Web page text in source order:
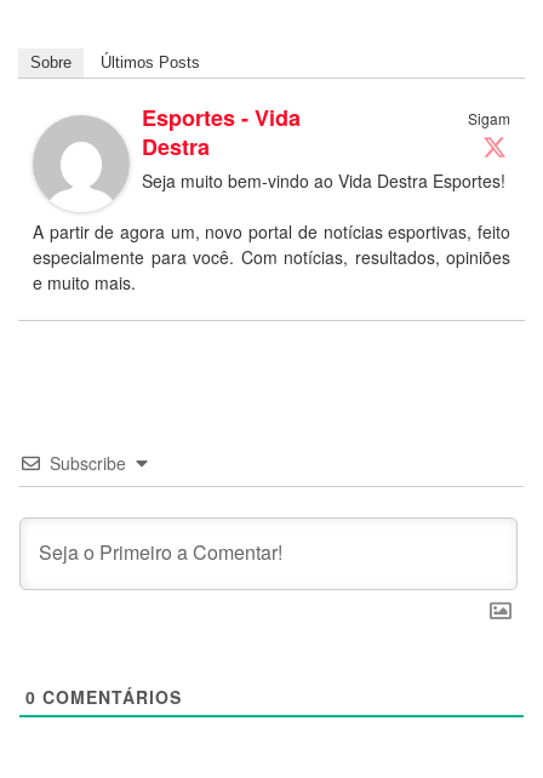
Sobre Últimos Posts
Sigam
Esportes - Vida
Destra
Seja muito bem-vindo ao Vida Destra Esportes!
A partir de agora um, novo portal de notícias esportivas, feito
especialmente para você. Com notícias, resultados, opiniões
e muito mais.
Subscribe
0 COMENTÁRIOS